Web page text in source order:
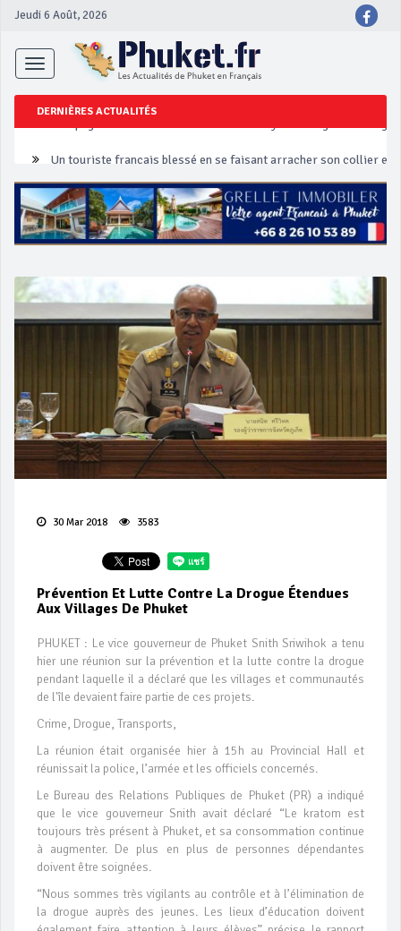
Jeudi 6 Août, 2026
Toggle
navigation
DERNIÈRES ACTUALITÉS
Phuket Peranakan Festival
‘Phuket Eye’ assurera la sécurité pendant Songkran
Campagne de sécurité routière ‘Seven Days of Danger’ de
30 Mar 2018 3583
Prévention Et Lutte Contre La Drogue Étendues
Aux Villages De Phuket
PHUKET : Le vice gouverneur de Phuket Snith Sriwihok a tenu
hier une réunion sur la prévention et la lutte contre la drogue
pendant laquelle il a déclaré que les villages et communautés
de l'île devaient faire partie de ces projets.
Crime, Drogue, Transports,
La réunion était organisée hier à 15h au Provincial Hall et
réunissait la police, l’armée et les officiels concernés.
Le Bureau des Relations Publiques de Phuket (PR) a indiqué
que le vice gouverneur Snith avait déclaré “Le kratom est
toujours très présent à Phuket, et sa consommation continue
à augmenter. De plus en plus de personnes dépendantes
doivent être soignées.
“Nous sommes très vigilants au contrôle et à l’élimination de
la drogue auprès des jeunes. Les lieux d’éducation doivent